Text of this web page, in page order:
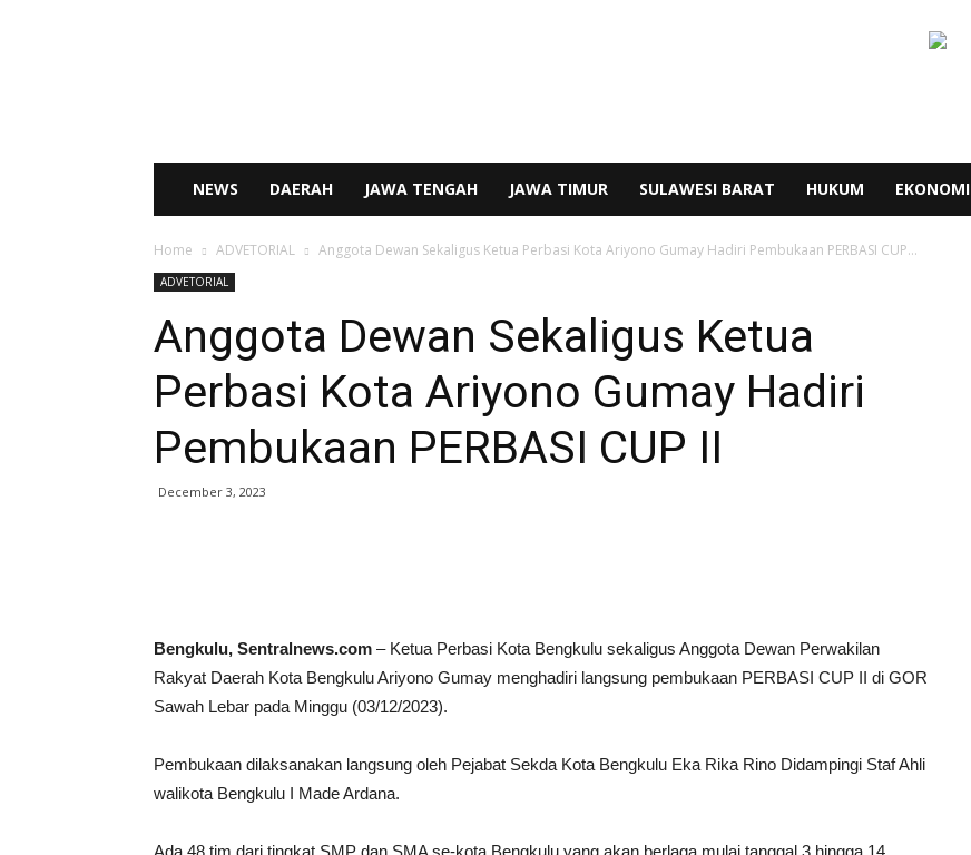
NEWS DAERAH JAWA TENGAH JAWA TIMUR SULAWESI BARAT HUKUM EKONOMI
Home ADVETORIAL Anggota Dewan Sekaligus Ketua Perbasi Kota Ariyono Gumay Hadiri Pembukaan PERBASI CUP...
ADVETORIAL
Anggota Dewan Sekaligus Ketua
Perbasi Kota Ariyono Gumay Hadiri
Pembukaan PERBASI CUP II
December 3, 2023
Bengkulu, Sentralnews.com – Ketua Perbasi Kota Bengkulu sekaligus Anggota Dewan Perwakilan
Rakyat Daerah Kota Bengkulu Ariyono Gumay menghadiri langsung pembukaan PERBASI CUP II di GOR
Sawah Lebar pada Minggu (03/12/2023).
Pembukaan dilaksanakan langsung oleh Pejabat Sekda Kota Bengkulu Eka Rika Rino Didampingi Staf Ahli
walikota Bengkulu I Made Ardana.
Ada 48 tim dari tingkat SMP dan SMA se-kota Bengkulu yang akan berlaga mulai tanggal 3 hingga 14